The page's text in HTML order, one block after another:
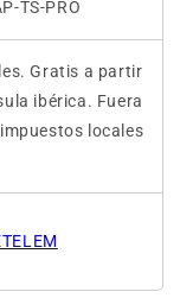
TS-PRO
Gratis a partir
ibérica. Fuera
locales